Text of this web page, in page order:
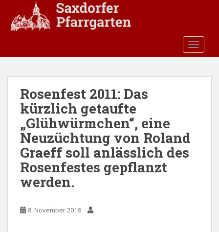
Rosenfest 2011: Das
kürzlich getaufte
„Glühwürmchen“, eine
Neuzüchtung von Roland
Graeff soll anlässlich des
Rosenfestes gepflanzt
werden.
8. November 2018